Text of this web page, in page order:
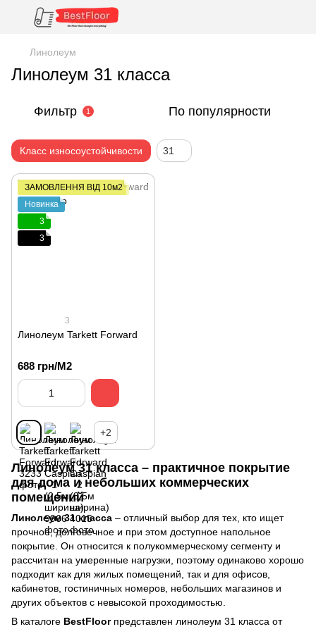
Линолеум
Линолеум 31 класса
Фильтр 1 По популярности
Класс износоустойчивости 31
ЗАМОВЛЕННЯ ВІД 10м2
Новинка
3
3
3
Линолеум Tarkett Forward
688 грн/М2
+2
Линолеум 31 класса – практичное покрытие
для дома и небольших коммерческих
помещений
Линолеум 31 класса – отличный выбор для тех, кто ищет
прочное, долговечное и при этом доступное напольное
покрытие. Он относится к полукоммерческому сегменту и
рассчитан на умеренные нагрузки, поэтому одинаково хорошо
подходит как для жилых помещений, так и для офисов,
кабинетов, гостиничных номеров, небольших магазинов и
других объектов с невысокой проходимостью.
В каталоге BestFloorпредставлен линолеум 31 класса от